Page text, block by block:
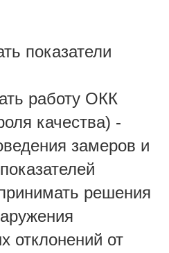
показатели
работу ОКК
качества) -
замеров и
решения
отклонений от